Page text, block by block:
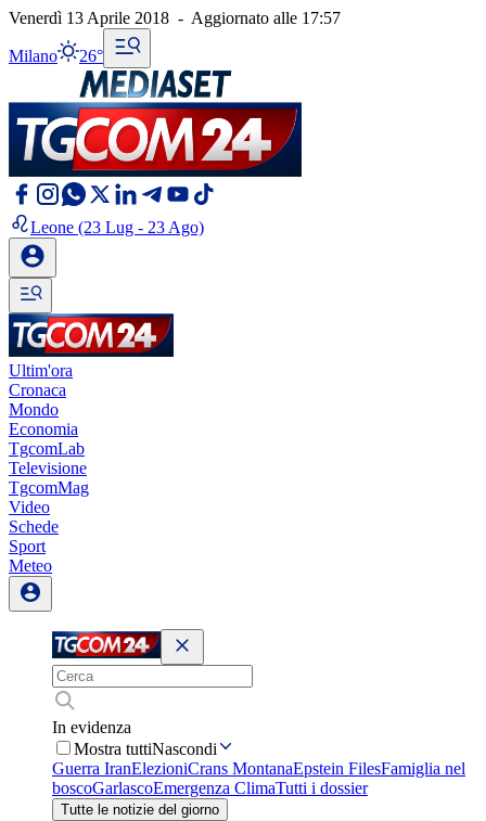
Venerdì 13 Aprile 2018 - Aggiornato alle 17:57
Milano 26°
Leone (23 Lug - 23 Ago)
Ultim'ora
Cronaca
Mondo
Economia
TgcomLab
Televisione
TgcomMag
Video
Schede
Sport
Meteo
In evidenza
Mostra tuttiNascondi
Guerra IranElezioniCrans MontanaEpstein FilesFamiglia nel
boscoGarlascoEmergenza ClimaTutti i dossier
Tutte le notizie del giorno